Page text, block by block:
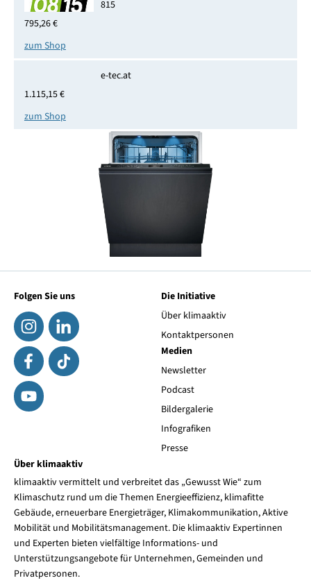
815
795,26 €
zum Shop
e-tec.at
1.115,15 €
zum Shop
Folgen Sie uns
Die Initiative
Über klimaaktiv
Kontaktpersonen
Medien
Newsletter
Podcast
Bildergalerie
Infografiken
Presse
Über klimaaktiv
klimaaktiv vermittelt und verbreitet das „Gewusst Wie“ zum
Klimaschutz rund um die Themen Energieeffizienz, klimafitte
Gebäude, erneuerbare Energieträger, Klimakommunikation, Aktive
Mobilität und Mobilitätsmanagement. Die klimaaktiv Expertinnen
und Experten bieten vielfältige Informations- und
Unterstützungsangebote für Unternehmen, Gemeinden und
Privatpersonen.